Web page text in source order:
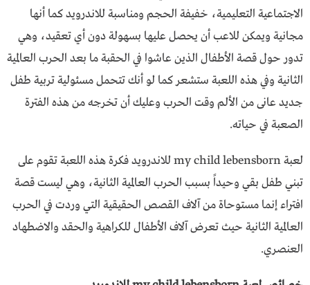
الاجتماعية التعليمية، خفيفة الحجم ومناسبة للاندرويد كما أنها
مجانية ويمكن للاعب أن يحصل عليها بسهولة دون أي تعقيد، وهي
تدور حول قصة الأطفال الذين عاشوا في الحقبة ما بعد الحرب العالمية
الثانية وفي هذه اللعبة ستشعر كما لو أنك تتحمل مسئولية تربية طفل
جديد عانى من الألم وقت الحرب وعليك أن تخرجه من هذه الفترة
الصعبة في حياته.
لعبة my child lebensborn للاندرويد فكرة هذه اللعبة تقوم على
تبني طفل بقي وحيداً بسبب الحرب العالمية الثانية، وهي ليست قصة
افتراء إنما مستوحاة من آلاف القصص الحقيقية التي وردت في الحرب
العالمية الثانية حيث تعرض آلاف الأطفال للكراهية والحقد والاضطهاد
العنصري.